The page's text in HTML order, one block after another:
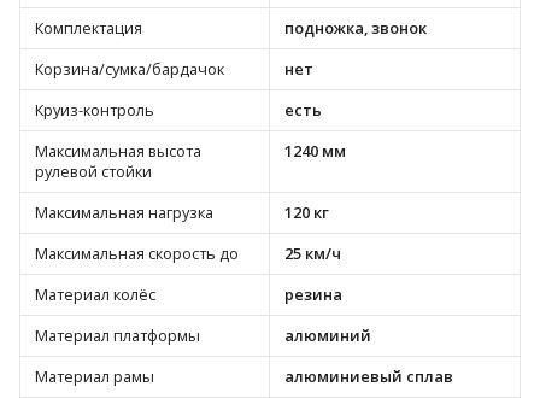
Комплектация
подножка, звонок
Корзина/сумка/бардачок
нет
Круиз-контроль
есть
Максимальная высота
рулевой стойки
1240 мм
Максимальная нагрузка
120 кг
Максимальная скорость до
25 км/ч
Материал колёс
резина
Материал платформы
алюминий
Материал рамы
алюминиевый сплав